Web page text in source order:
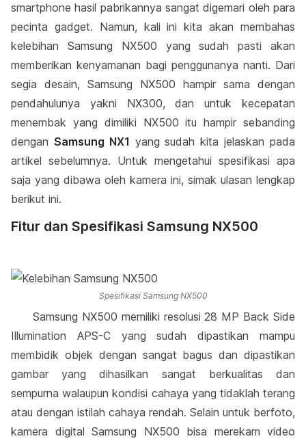
smartphone hasil pabrikannya sangat digemari oleh para
pecinta gadget. Namun, kali ini kita akan membahas
kelebihan Samsung NX500 yang sudah pasti akan
memberikan kenyamanan bagi penggunanya nanti. Dari
segia desain, Samsung NX500 hampir sama dengan
pendahulunya yakni NX300, dan untuk kecepatan
menembak yang dimiliki NX500 itu hampir sebanding
dengan Samsung NX1 yang sudah kita jelaskan pada
artikel sebelumnya. Untuk mengetahui spesifikasi apa
saja yang dibawa oleh kamera ini, simak ulasan lengkap
berikut ini.
Fitur dan Spesifikasi Samsung NX500
Spesifikasi Samsung NX500
Samsung NX500 memiliki resolusi 28 MP Back Side
Illumination APS-C yang sudah dipastikan mampu
membidik objek dengan sangat bagus dan dipastikan
gambar yang dihasilkan sangat berkualitas dan
sempurna walaupun kondisi cahaya yang tidaklah terang
atau dengan istilah cahaya rendah. Selain untuk berfoto,
kamera digital Samsung NX500 bisa merekam video